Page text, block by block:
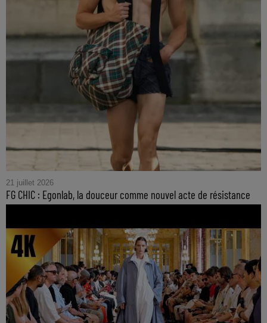
21 juillet 2026
FG CHIC : Egonlab, la douceur comme nouvel acte de résistance